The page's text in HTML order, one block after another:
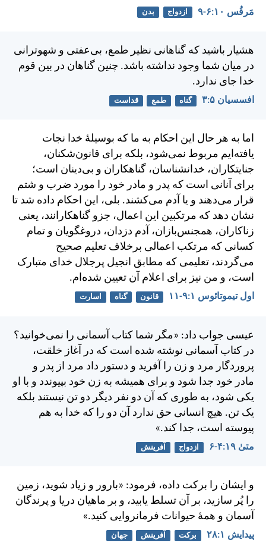
مَرقُس ۱۰:‏۶-‏۹ ازدواج بدن
هشيار باشيد كه گناهانی نظير طمع، بی‌عفتی و شهوترانی
در ميان شما وجود نداشته باشد. چنين گناهان در بين قوم
خدا جای ندارد.
افسسیان ۵:‏۳ گناه طمع قداست
اما به هر حال اين احكام به ما كه بوسيلهٔ خدا نجات
يافته‌ايم مربوط نمی‌شود، بلكه برای قانون‌شكنان،
جنايتكاران، خدانشناسان، گناهكاران و بی‌دينان است؛
برای آنانی است كه پدر و مادر خود را مورد ضرب و شتم
قرار می‌دهند و يا آدم می‌كشند. بلی، اين احكام داده شد تا
نشان دهد كه مرتكبين اين اعمال، جزو گناهكارانند، يعنی
زناكاران، همجنس‌بازان، آدم دزدان، دروغگويان و تمام
كسانی كه مرتكب اعمالی برخلاف تعليم صحيح
می‌گردند، تعليمی كه مطابق انجيل پرجلال خدای متبارک
است، و من نيز برای اعلام آن تعيين شده‌ام.
اول تيموتائوس ۱:‏۹-‏۱۱ قانون گناه اسارت
عيسی جواب داد: «مگر شما كتاب آسمانی را نمی‌خوانيد؟
در كتاب آسمانی نوشته شده است كه در آغاز خلقت،
پروردگار مرد و زن را آفريد و دستور داد مرد از پدر و
مادر خود جدا شود و برای هميشه به زن خود بپيوندد و با او
يكی شود، به طوری كه آن دو نفر ديگر دو تن نيستند بلكه
يک تن. هيچ انسانی حق ندارد آن دو را كه خدا به هم
پيوسته است، جدا كند.»
متی‌ٰ ۱۹:‏۴-‏۶ ازدواج آفرینش
و ايشان را بركت داده، فرمود: «بارور و زياد شويد، زمين
را پُر سازيد، بر آن تسلط يابيد، و بر ماهيان دريا و پرندگان
آسمان و همهٔ حيوانات فرمانروايی كنيد.»
پيدايش ۱:‏۲۸ برکت آفرینش جهان